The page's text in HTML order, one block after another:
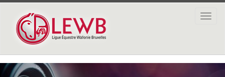
Aller
contenu
principal